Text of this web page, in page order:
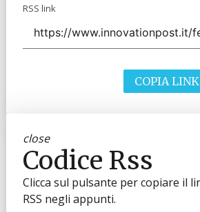
RSS link
COPIA LINK
close
Codice Rss
Clicca sul pulsante per copiare il
RSS negli appunti.